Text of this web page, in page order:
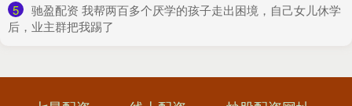
5
​驰盈配资 我帮两百多个厌学的孩子走出困境，自己女儿休学
后，业主群把我踢了